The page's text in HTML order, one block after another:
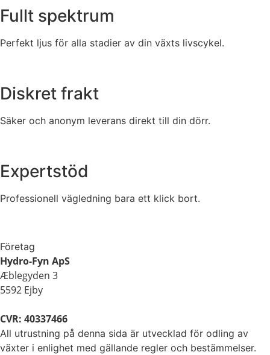
Fullt spektrum
Perfekt ljus för alla stadier av din växts livscykel.
Diskret frakt
Säker och anonym leverans direkt till din dörr.
Expertstöd
Professionell vägledning bara ett klick bort.
Företag
Hydro-Fyn ApS
Æblegyden 3
5592 Ejby
CVR: 40337466
All utrustning på denna sida är utvecklad för odling av
växter i enlighet med gällande regler och bestämmelser.